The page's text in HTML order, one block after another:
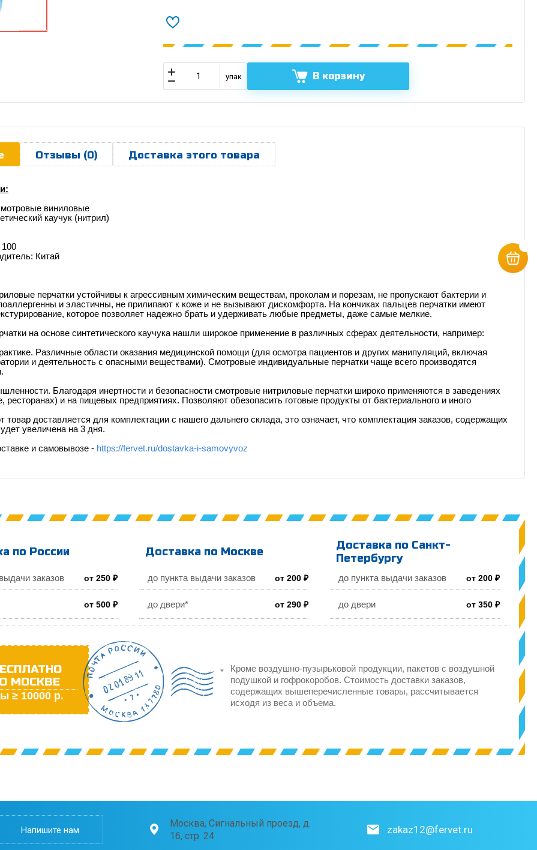
упак В корзину
Отзывы (0) Доставка этого товара
виниловые
каучук (нитрил)
Китай
перчатки устойчивы к агрессивным химическим веществам, проколам и порезам, не пропускают бактерии и
и эластичны, не прилипают к коже и не вызывают дискомфорта. На кончиках пальцев перчатки имеют
которое позволяет надежно брать и удерживать любые предметы, даже самые мелкие.
на основе синтетического каучука нашли широкое применение в различных сферах деятельности, например:
Различные области оказания медицинской помощи (для осмотра пациентов и других манипуляций, включая
и деятельность с опасными веществами). Смотровые индивидуальные перчатки чаще всего производятся
Благодаря инертности и безопасности смотровые нитриловые перчатки широко применяются в заведениях
ресторанах) и на пищевых предприятиях. Позволяют обезопасить готовые продукты от бактериального и иного
товар доставляется для комплектации с нашего дальнего склада, это означает, что комплектация заказов, содержащих
увеличена на 3 дня.
и самовывозе - https://fervet.ru/dostavka-i-samovyvoz
по России
заказов от 250 ₽
от 500 ₽
Доставка по Москве
до пункта выдачи заказов от 200 ₽
до двери* от 290 ₽
Доставка по Санкт-
Петербургу
до пункта выдачи заказов от 200 ₽
до двери от 350 ₽
МОСКВЕ
≥ 10000 р.
Кроме воздушно-пузырьковой продукции, пакетов с воздушной
подушкой и гофрокоробов. Стоимость доставки заказов,
содержащих вышеперечисленные товары, рассчитывается
исходя из веса и объема.
Напишите нам
Москва, Сигнальный проезд, д.
16, стр. 24
zakaz12@fervet.ru